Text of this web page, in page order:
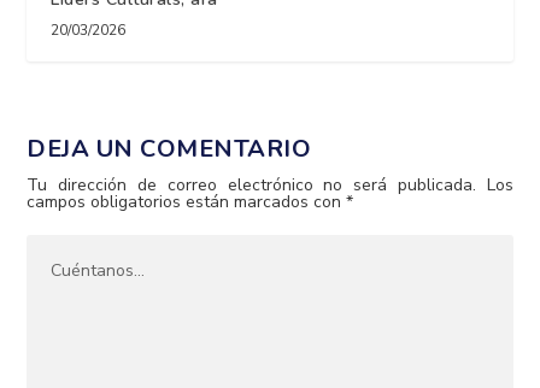
20/03/2026
DEJA UN COMENTARIO
Tu dirección de correo electrónico no será publicada. Los
campos obligatorios están marcados con*